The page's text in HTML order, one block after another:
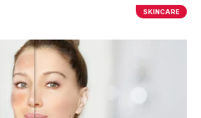
SKINCARE